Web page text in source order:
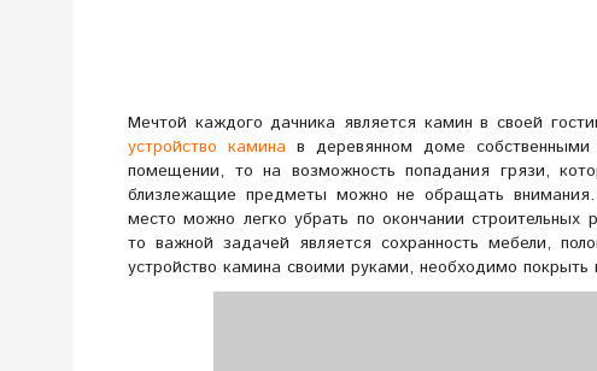
Мечтой каждого дачника является камин в своей
устройство камина в деревянном доме
помещении, то на возможность попадания грязи,
близлежащие предметы можно не обращать
место можно легко убрать по окончании
то важной задачей является сохранность мебели,
устройство камина своими руками, необходимо покрыть